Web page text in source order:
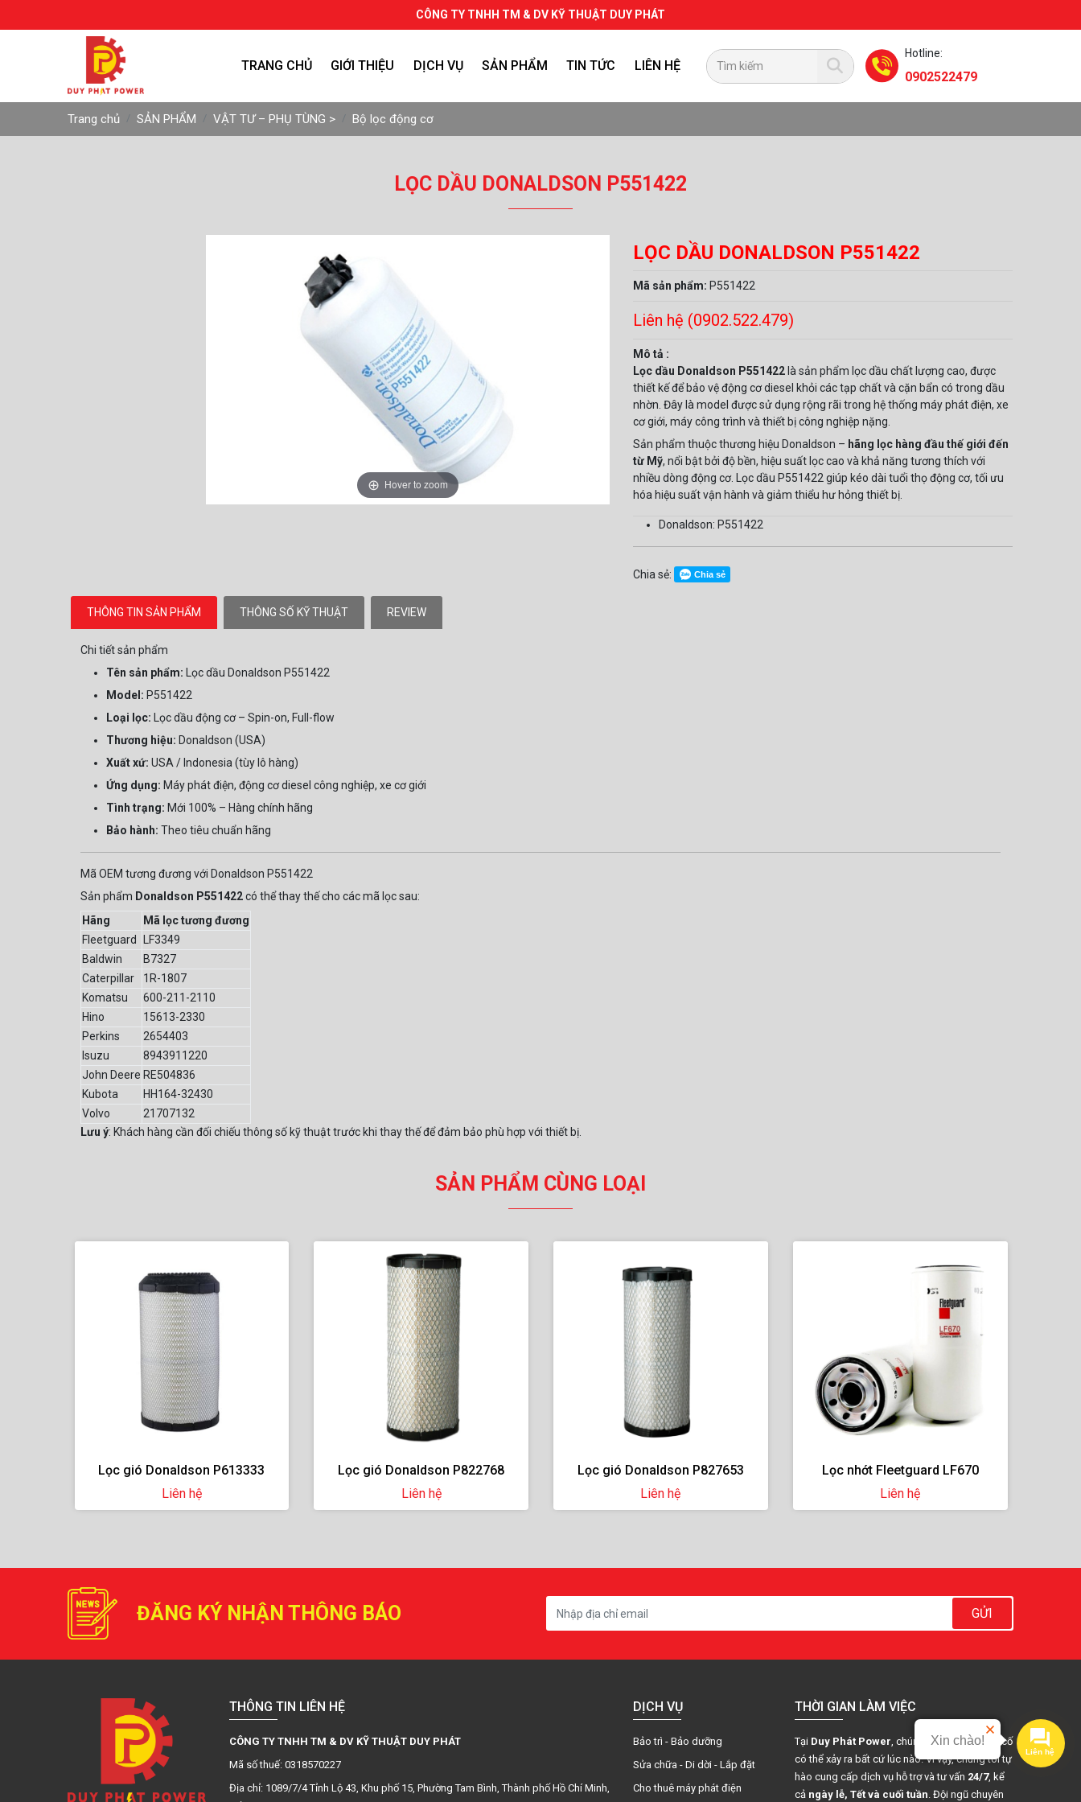
CÔNG TY TNHH TM & DV KỸ THUẬT DUY PHÁT
TRANG CHỦ GIỚI THIỆU DỊCH VỤ SẢN PHẨM TIN TỨC LIÊN HỆ
Hotline:
0902522479
Trang chủ SẢN PHẨM VẬT TƯ – PHỤ TÙNG > Bộ lọc động cơ
LỌC DẦU DONALDSON P551422
Hover to zoom
LỌC DẦU DONALDSON P551422
Mã sản phẩm: P551422
Liên hệ (0902.522.479)
Mô tả :
Lọc dầu Donaldson P551422 là sản phẩm lọc dầu chất lượng cao, được
thiết kế để bảo vệ động cơ diesel khỏi các tạp chất và cặn bẩn có trong dầu
nhờn. Đây là model được sử dụng rộng rãi trong hệ thống máy phát điện, xe
cơ giới, máy công trình và thiết bị công nghiệp nặng.
Sản phẩm thuộc thương hiệu Donaldson – hãng lọc hàng đầu thế giới đến
từ Mỹ, nổi bật bởi độ bền, hiệu suất lọc cao và khả năng tương thích với
nhiều dòng động cơ. Lọc dầu P551422 giúp kéo dài tuổi thọ động cơ, tối ưu
hóa hiệu suất vận hành và giảm thiểu hư hỏng thiết bị.
Donaldson: P551422
Chia sẻ: Chia sẻ
THÔNG TIN SẢN PHẨM THÔNG SỐ KỸ THUẬT REVIEW
Chi tiết sản phẩm
Tên sản phẩm: Lọc dầu Donaldson P551422
Model: P551422
Loại lọc: Lọc dầu động cơ – Spin-on, Full-flow
Thương hiệu: Donaldson (USA)
Xuất xứ: USA / Indonesia (tùy lô hàng)
Ứng dụng: Máy phát điện, động cơ diesel công nghiệp, xe cơ giới
Tình trạng: Mới 100% – Hàng chính hãng
Bảo hành: Theo tiêu chuẩn hãng
Mã OEM tương đương với Donaldson P551422
Sản phẩm Donaldson P551422có thể thay thế cho các mã lọc sau:
Hãng
Mã lọc tương đương
Fleetguard
LF3349
Baldwin
B7327
Caterpillar
1R-1807
Komatsu
600-211-2110
Hino
15613-2330
Perkins
2654403
Isuzu
8943911220
John Deere RE504836
Kubota
HH164-32430
Volvo
21707132
Lưu ý: Khách hàng cần đối chiếu thông số kỹ thuật trước khi thay thế để đảm bảo phù hợp với thiết bị.
SẢN PHẨM CÙNG LOẠI
Lọc gió Donaldson P822768
Liên hệ
Lọc gió Donaldson P827653
Liên hệ
Lọc nhớt Fleetguard LF670
Liên hệ
Lọc dầu Donaldson P506092
Liên hệ
ĐĂNG KÝ NHẬN THÔNG BÁO GỬI
THÔNG TIN LIÊN HỆ
CÔNG TY TNHH TM & DV KỸ THUẬT DUY PHÁT
Mã số thuế: 0318570227
Địa chỉ: 1089/7/4 Tỉnh Lộ 43, Khu phố 15, Phường Tam Bình, Thành phố Hồ Chí Minh,
DỊCH VỤ
Bảo trì - Bảo dưỡng
Sửa chữa - Di dời - Lắp đặt
Cho thuê máy phát điện
THỜI GIAN LÀM VIỆC
Tại Duy Phát Power , chúng tôi hiểu rằng sự cố
có thể xảy ra bất cứ lúc nào. Vì vậy, chúng tôi tự
hào cung cấp dịch vụ hỗ trợ và tư vấn 24/7, kể
cả ngày lễ, Tết và cuối tuần . Đội ngũ chuyên
Liên hệ
Xin chào!